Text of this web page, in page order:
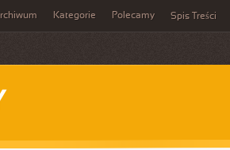
Kategorie Polecamy Spis Treści